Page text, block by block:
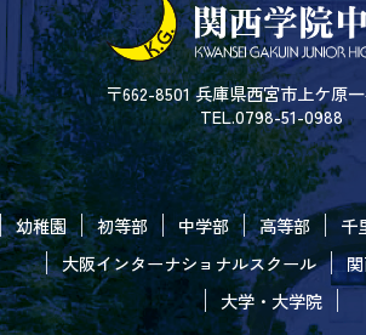
〒662-8501 兵庫県西宮市上ケ原
TEL.0798-51-0988
幼稚園 初等部 中学部 高等部
千
大阪インターナショナルスクール
大学・大学院